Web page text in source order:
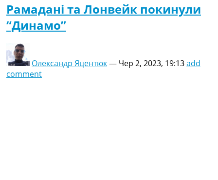
Рамадані та Лонвейк покинули
“Динамо”
Олександр Яцентюк— Чер 2, 2023, 19:13add
comment